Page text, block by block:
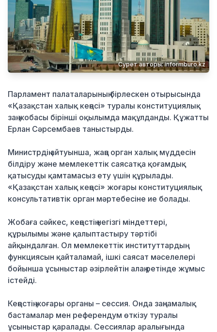
Бизнес
Қылмыс
Сурет авторы: informburo.kz
Парламент палаталарының бірлескен отырысында
«Қазақстан халық кеңесі» туралы конституциялық
заң жобасы бірінші оқылымда мақұлданды. Құжатты
Ерлан Сәрсембаев таныстырды.
Министрдің айтуынша, жаңа орган халық мүддесін
білдіру және мемлекеттік саясатқа қоғамдық
қатысуды қамтамасыз ету үшін құрылады.
«Қазақстан халық кеңесі» жоғары конституциялық
консультативтік орган мәртебесіне ие болады.
Жобаға сәйкес, кеңестің негізгі міндеттері,
құрылымы және қалыптастыру тәртібі
айқындалған. Ол мемлекеттік институттардың
функциясын қайталамай, ішкі саясат мәселелері
бойынша ұсыныстар әзірлейтін алаң ретінде жұмыс
істейді.
Кеңестің жоғары органы – сессия. Онда заңнамалық
бастамалар мен референдум өткізу туралы
ұсыныстар қаралады. Сессиялар аралығында